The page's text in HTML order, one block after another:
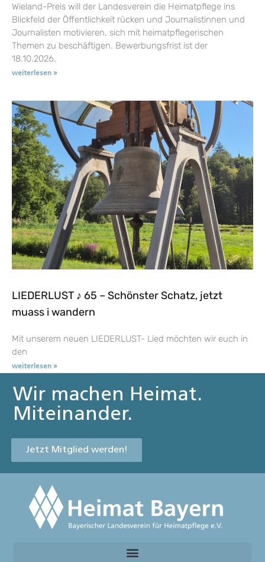
Wieland-Preis will der Landesverein die Heimatpflege ins
Blickfeld der Öffentlichkeit rücken und Journalistinnen und
Journalisten motivieren, sich mit heimatpflegerischen
Themen zu beschäftigen. Bewerbungsfrist ist der
18.10.2026.
weiterlesen »
LIEDERLUST ♪ 65 – Schönster Schatz, jetzt
muass i wandern
Mit unserem neuen LIEDERLUST- Lied möchten wir euch in
den
weiterlesen »
Wir machen Heimat.
Miteinander.
Jetzt Mitglied werden!